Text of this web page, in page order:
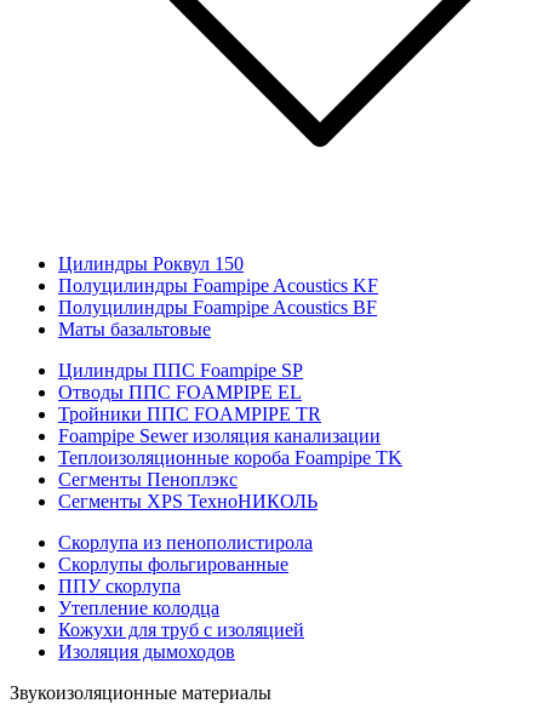
Цилиндры Роквул 150
Полуцилиндры Foampipe Acoustics KF
Полуцилиндры Foampipe Acoustics BF
Маты базальтовые
Цилиндры ППС Foampipe SP
Отводы ППС FOAMPIPE EL
Тройники ППС FOAMPIPE TR
Foampipe Sewer изоляция канализации
Теплоизоляционные короба Foampipe TK
Сегменты Пеноплэкс
Сегменты XPS ТехноНИКОЛЬ
Скорлупа из пенополистирола
Скорлупы фольгированные
ППУ скорлупа
Утепление колодца
Кожухи для труб с изоляцией
Изоляция дымоходов
Звукоизоляционные материалы